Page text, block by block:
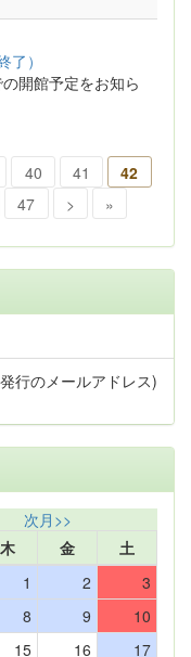
）
開館予定をお知ら
40 41
42
47 > »
行のメールアドレス)
次月>>
木 金
土
1
2
3
8 9
10
15 16
17